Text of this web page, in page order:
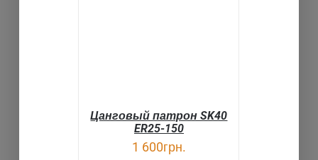
Цанговый патрон SK40
ER25-150
1 600грн.